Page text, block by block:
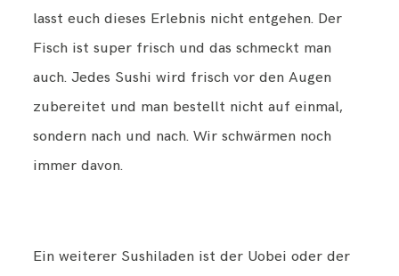
lasst euch dieses Erlebnis nicht entgehen. Der
Fisch ist super frisch und das schmeckt man
auch. Jedes Sushi wird frisch vor den Augen
zubereitet und man bestellt nicht auf einmal,
sondern nach und nach. Wir schwärmen noch
immer davon.
Ein weiterer Sushiladen ist der Uobei oder der